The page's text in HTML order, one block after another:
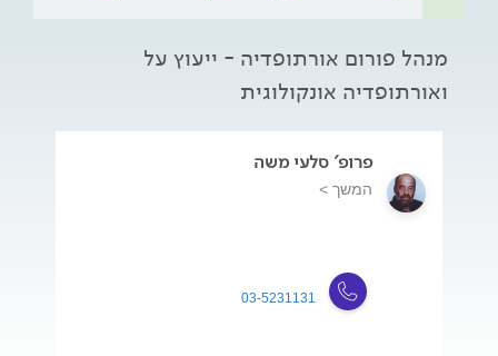
מנהל פורום אורתופדיה - ייעוץ על
ואורתופדיה אונקולוגית
פרופ' סלעי משה
המשך >
03-5231131